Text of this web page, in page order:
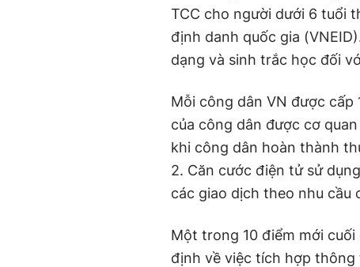
TCC cho người dưới 6 tuổi
định danh quốc gia
dạng và sinh trắc học đối
Mỗi công dân VN được
của công dân được cơ
khi công dân hoàn thành
2. Căn cước điện tử sử
các giao dịch theo nhu cầu
Một trong 10 điểm mới
định về việc tích hợp